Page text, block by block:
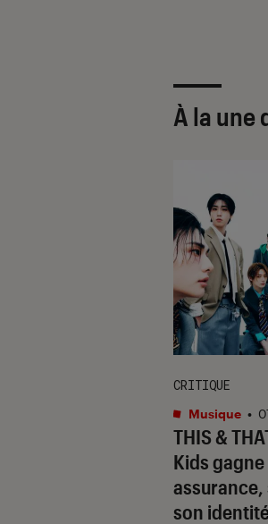
À la une
THIS &
Kids gagne
son
CRITIQUE
Musique •